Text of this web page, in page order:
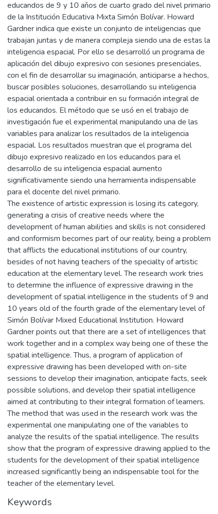
educandos de 9 y 10 años de cuarto grado del nivel primario
de la Institución Educativa Mixta Simón Bolívar. Howard
Gardner indica que existe un conjunto de inteligencias que
trabajan juntas y de manera compleja siendo una de estas la
inteligencia espacial. Por ello se desarrolló un programa de
aplicación del dibujo expresivo con sesiones presenciales,
con el fin de desarrollar su imaginación, anticiparse a hechos,
buscar posibles soluciones, desarrollando su inteligencia
espacial orientada a contribuir en su formación integral de
los educandos. El método que se usó en el trabajo de
investigación fue el experimental manipulando una de las
variables para analizar los resultados de la inteligencia
espacial. Los resultados muestran que el programa del
dibujo expresivo realizado en los educandos para el
desarrollo de su inteligencia espacial aumento
significativamente siendo una herramienta indispensable
para el docente del nivel primario.
The existence of artistic expression is losing its category,
generating a crisis of creative needs where the
development of human abilities and skills is not considered
and conformism becomes part of our reality, being a problem
that afflicts the educational institutions of our country,
besides of not having teachers of the specialty of artistic
education at the elementary level. The research work tries
to determine the influence of expressive drawing in the
development of spatial intelligence in the students of 9 and
10 years old of the fourth grade of the elementary level of
Simón Bolívar Mixed Educational Institution. Howard
Gardner points out that there are a set of intelligences that
work together and in a complex way being one of these the
spatial intelligence. Thus, a program of application of
expressive drawing has been developed with on-site
sessions to develop their imagination, anticipate facts, seek
possible solutions, and develop their spatial intelligence
aimed at contributing to their integral formation of learners.
The method that was used in the research work was the
experimental one manipulating one of the variables to
analyze the results of the spatial intelligence. The results
show that the program of expressive drawing applied to the
students for the development of their spatial intelligence
increased significantly being an indispensable tool for the
teacher of the elementary level.
Keywords